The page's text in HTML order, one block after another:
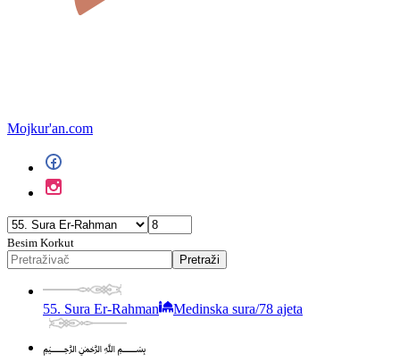
Mojkur'an.com
Besim Korkut
Pretraži
55. Sura Er-Rahman Medinska sura/78 ajeta
﷽